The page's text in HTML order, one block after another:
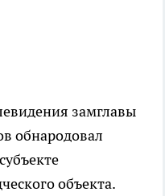
замглавы
обнародовал
объекта.